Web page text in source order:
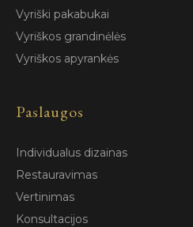
Vyriški pakabukai
Vyriškos grandinėlės
Vyriškos apyrankės
Paslaugos
Individualus dizainas
Restauravimas
Vertinimas
Konsultacijos